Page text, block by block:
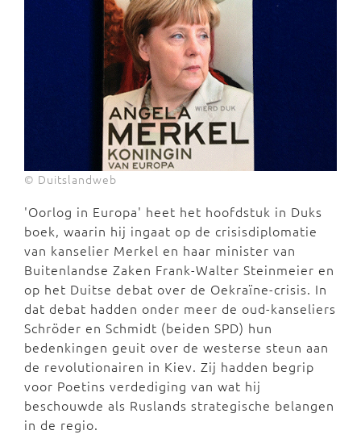
© Duitslandweb
'Oorlog in Europa' heet het hoofdstuk in Duks
boek, waarin hij ingaat op de crisisdiplomatie
van kanselier Merkel en haar minister van
Buitenlandse Zaken Frank-Walter Steinmeier en
op het Duitse debat over de Oekraïne-crisis. In
dat debat hadden onder meer de oud-kanseliers
Schröder en Schmidt (beiden SPD) hun
bedenkingen geuit over de westerse steun aan
de revolutionairen in Kiev. Zij hadden begrip
voor Poetins verdediging van wat hij
beschouwde als Ruslands strategische belangen
in de regio.